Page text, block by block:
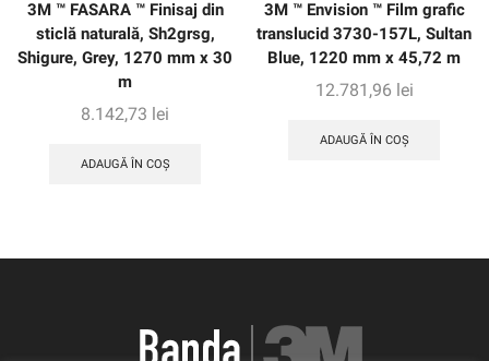
3M ™ FASARA ™ Finisaj din
sticlă naturală, Sh2grsg,
Shigure, Grey, 1270 mm x 30
m
8.142,73 lei
ADAUGĂ ÎN COȘ
3M ™ Envision ™ Film grafic
translucid 3730-157L, Sultan
Blue, 1220 mm x 45,72 m
12.781,96 lei
ADAUGĂ ÎN COȘ